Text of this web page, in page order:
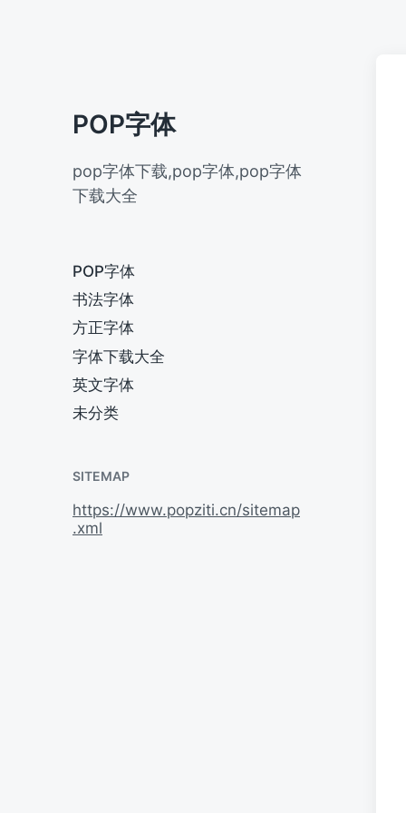
POP字体
pop字体下载,pop字体,pop字体
下载大全
POP字体
书法字体
方正字体
字体下载大全
英文字体
未分类
SITEMAP
https://www.popziti.cn/sitemap
.xml